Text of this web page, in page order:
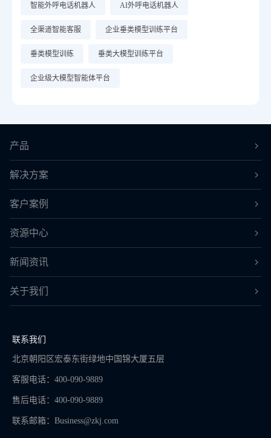
智能外呼电话机器人 AI外呼电话机器人
全渠道智能客服 企业垂类模型训练平台
垂类模型训练 垂类大模型训练平台
企业级大模型智能体平台
产品
解决方案
客户案例
资源中心
新闻资讯
关于我们
联系我们
北京朝阳区宏泰东街绿地中国锦大厦五层
客服电话：400-090-9889
售后电话：400-090-9889
联系邮箱： Business@zkj.com